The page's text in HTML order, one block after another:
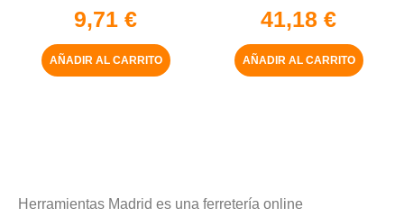
9,71 €
AÑADIR AL CARRITO
41,18 €
AÑADIR AL CARRITO
Herramientas Madrid es una ferretería online